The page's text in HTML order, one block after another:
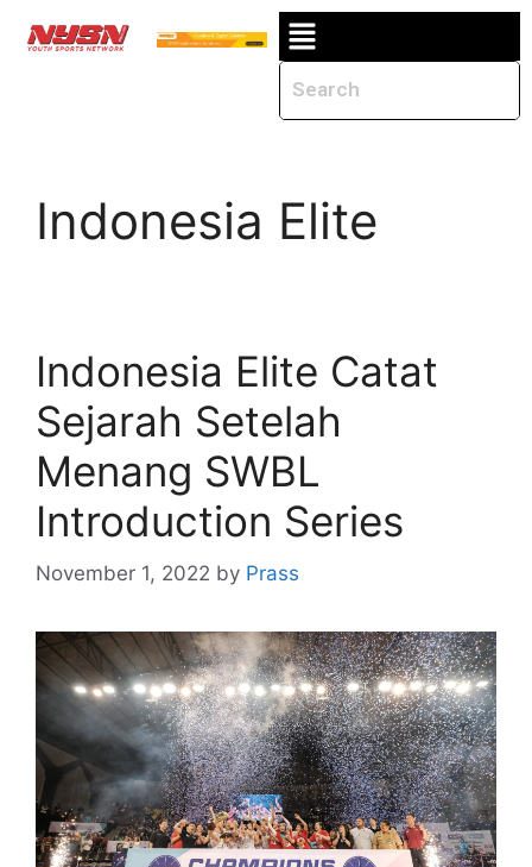
Indonesia Elite
Indonesia Elite Catat
Sejarah Setelah
Menang SWBL
Introduction Series
November 1, 2022 by Prass